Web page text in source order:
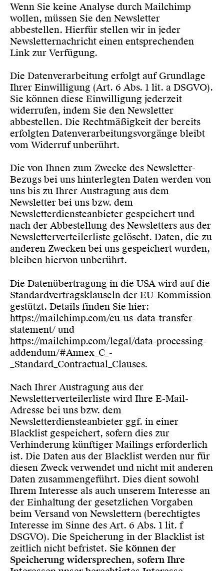
Wenn Sie keine Analyse durch Mailchimp
wollen, müssen Sie den Newsletter
abbestellen. Hierfür stellen wir in jeder
Newsletternachricht einen entsprechenden
Link zur Verfügung.
Die Datenverarbeitung erfolgt auf Grundlage
Ihrer Einwilligung (Art. 6 Abs. 1 lit. a DSGVO).
Sie können diese Einwilligung jederzeit
widerrufen, indem Sie den Newsletter
abbestellen. Die Rechtmäßigkeit der bereits
erfolgten Datenverarbeitungsvorgänge bleibt
vom Widerruf unberührt.
Die von Ihnen zum Zwecke des Newsletter-
Bezugs bei uns hinterlegten Daten werden von
uns bis zu Ihrer Austragung aus dem
Newsletter bei uns bzw. dem
Newsletterdiensteanbieter gespeichert und
nach der Abbestellung des Newsletters aus der
Newsletterverteilerliste gelöscht. Daten, die zu
anderen Zwecken bei uns gespeichert wurden,
bleiben hiervon unberührt.
Die Datenübertragung in die USA wird auf die
Standardvertragsklauseln der EU-Kommission
gestützt. Details finden Sie hier:
https://mailchimp.com/eu-us-data-transfer-
statement/ und
https://mailchimp.com/legal/data-processing-
addendum/#Annex_C_-
_Standard_Contractual_Clauses.
Nach Ihrer Austragung aus der
Newsletterverteilerliste wird Ihre E-Mail-
Adresse bei uns bzw. dem
Newsletterdiensteanbieter ggf. in einer
Blacklist gespeichert, sofern dies zur
Verhinderung künftiger Mailings erforderlich
ist. Die Daten aus der Blacklist werden nur für
diesen Zweck verwendet und nicht mit anderen
Daten zusammengeführt. Dies dient sowohl
Ihrem Interesse als auch unserem Interesse an
der Einhaltung der gesetzlichen Vorgaben
beim Versand von Newslettern (berechtigtes
Interesse im Sinne des Art. 6 Abs. 1 lit. f
DSGVO). Die Speicherung in der Blacklist ist
zeitlich nicht befristet. Sie können der
Speicherung widersprechen, sofern Ihre